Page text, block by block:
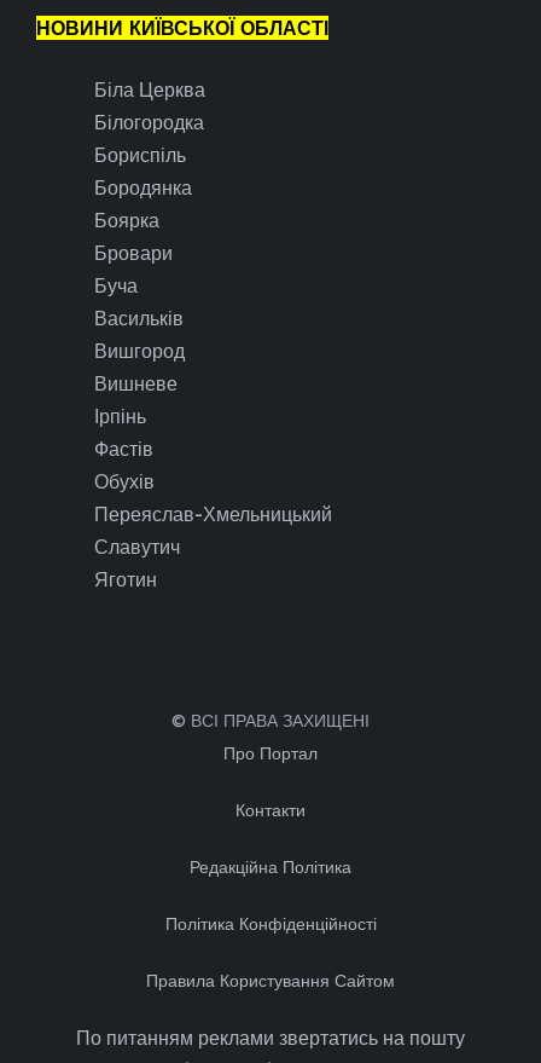
НОВИНИ КИЇВСЬКОЇ ОБЛАСТІ
Біла Церква
Білогородка
Бориспіль
Бородянка
Боярка
Бровари
Буча
Васильків
Вишгород
Вишневе
Ірпінь
Фастів
Обухів
Переяслав-Хмельницький
Славутич
Яготин
© ВСІ ПРАВА ЗАХИЩЕНІ
Про Портал
Контакти
Редакційна Політика
Політика Конфіденційності
Правила Користування Сайтом
По питанням реклами звертатись на пошту